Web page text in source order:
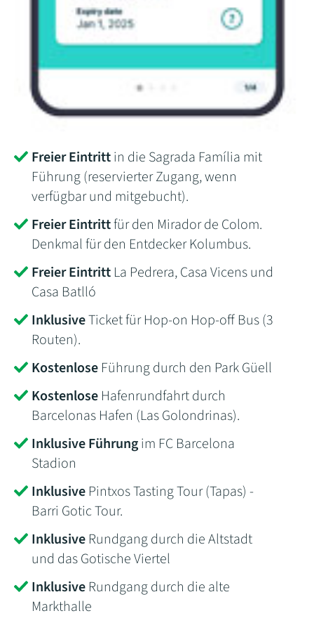
Freier Eintrittin die Sagrada Família mit
Führung (reservierter Zugang, wenn
verfügbar und mitgebucht).
Freier Eintrittfür den Mirador de Colom.
Denkmal für den Entdecker Kolumbus.
Freier Eintritt La Pedrera, Casa Vicens und
Casa Batlló
InklusiveTicket für Hop-on Hop-off Bus (3
Routen).
Kostenlose Führung durch den Park Güell
Kostenlose Hafenrundfahrt durch
Barcelonas Hafen (Las Golondrinas).
Inklusive Führungim FC Barcelona
Stadion
Inklusive Pintxos Tasting Tour (Tapas) -
Barri Gotic Tour.
Inklusive Rundgang durch die Altstadt
und das Gotische Viertel
Inklusive Rundgang durch die alte
Markthalle